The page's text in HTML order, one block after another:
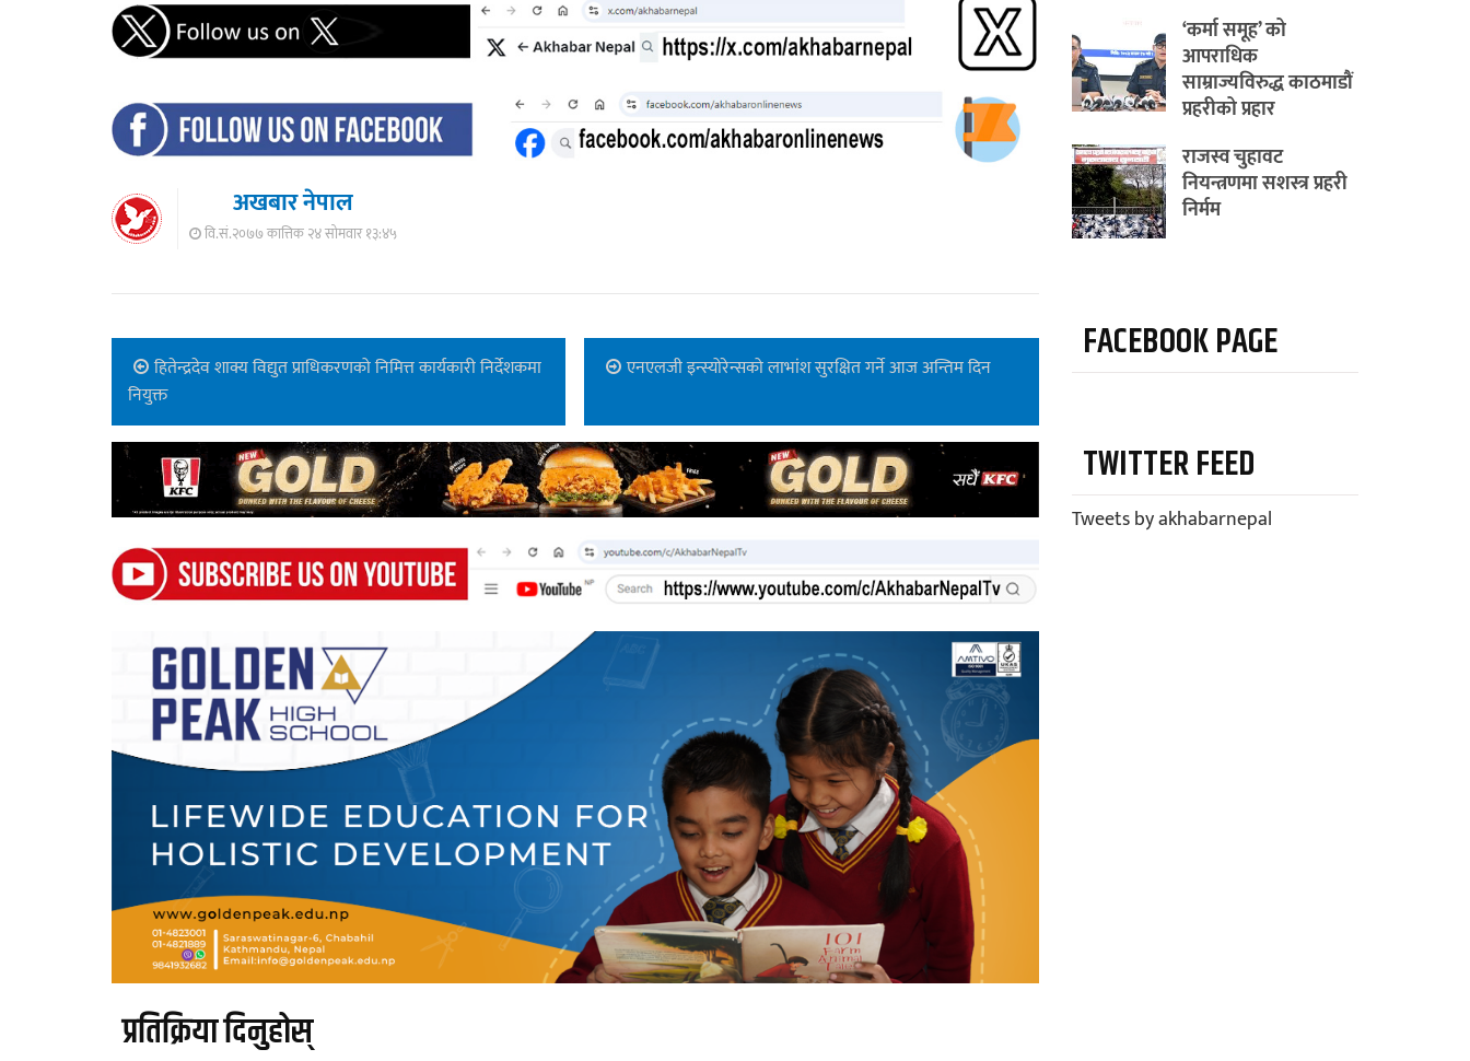
अखबार नेपाल
वि.सं.२०७७ कात्तिक २४ सोमवार १३:४५
हितेन्द्रदेव शाक्य विद्युत प्राधिकरणको निमित्त कार्यकारी निर्देशकमा
नियुक्त
एनएलजी इन्स्योरेन्सको लाभांश सुरक्षित गर्ने आज अन्तिम दिन
प्रतिक्रिया दिनुहोस्
‘कर्मा समूह’ को
आपराधिक
साम्राज्यविरुद्ध काठमाडौं
प्रहरीको प्रहार
राजस्व चुहावट
नियन्त्रणमा सशस्त्र प्रहरी
निर्मम
FACEBOOK PAGE
TWITTER FEED
Tweets by akhabarnepal